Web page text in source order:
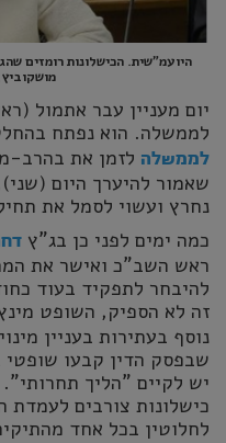
היועמ"שית. הכישלונות רומזים
יום מעניין עבר אתמול
לממשלה. הוא נפתח
לממשלה לזמן את בהרב-
שאמור להיערך היום
נחרץ ועשוי לסמל את
כמה ימים לפני כן בג"ץ
ראש השב"כ ואישר את
להיבחר לתפקיד בעוד
זה לא הספיק, השופט
נוסף בעתירות בעניין
שבפסק הדין קבעו שופטי
יש לקיים "הליך
כישלונות צורבים
לחלוטין בכל אחד